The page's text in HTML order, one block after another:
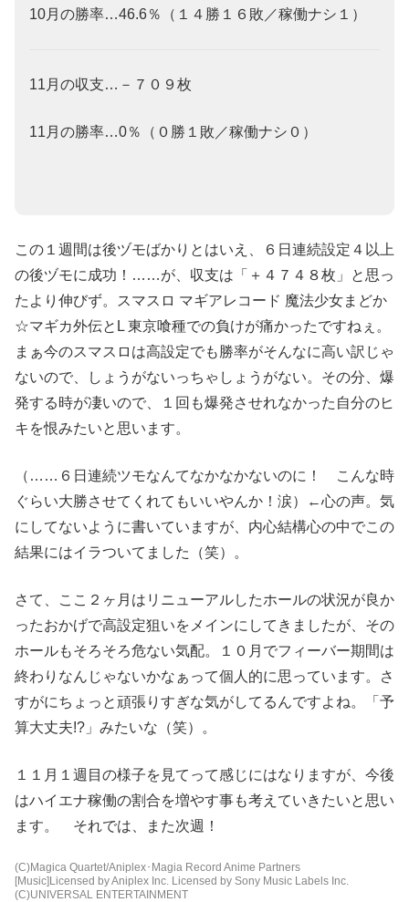
10月の勝率…46.6％（１４勝１６敗／稼働ナシ１）
11月の収支…－７０９枚
11月の勝率…0％（０勝１敗／稼働ナシ０）
この１週間は後ヅモばかりとはいえ、６日連続設定４以上
の後ヅモに成功！……が、収支は「＋４７４８枚」と思っ
たより伸びず。
スマスロ マギアレコード 魔法少女まどか
☆マギカ外伝と L 東京喰種での負けが痛かったですねぇ。
まぁ今のスマスロは高設定でも勝率がそんなに高い訳じゃ
ないので、しょうがないっちゃしょうがない。その分、爆
発する時が凄いので、１回も爆発させれなかった自分のヒ
キを恨みたいと思います。
（……６日連続ツモなんてなかなかないのに！ こんな時
ぐらい大勝させてくれてもいいやんか！涙）←心の声。気
にしてないように書いていますが、内心結構心の中でこの
結果にはイラついてました（笑）。
さて、ここ２ヶ月はリニューアルしたホールの状況が良か
ったおかげで高設定狙いをメインにしてきましたが、その
ホールもそろそろ危ない気配。１０月でフィーバー期間は
終わりなんじゃないかなぁって個人的に思っています。さ
すがにちょっと頑張りすぎな気がしてるんですよね。「予
算大丈夫!?」みたいな（笑）。
１１月１週目の様子を見てって感じにはなりますが、今後
はハイエナ稼働の割合を増やす事も考えていきたいと思い
ます。 それでは、また次週！
(C)Magica Quartet/Aniplex･Magia Record Anime Partners
[Music]Licensed by Aniplex Inc. Licensed by Sony Music Labels Inc.
(C)UNIVERSAL ENTERTAINMENT